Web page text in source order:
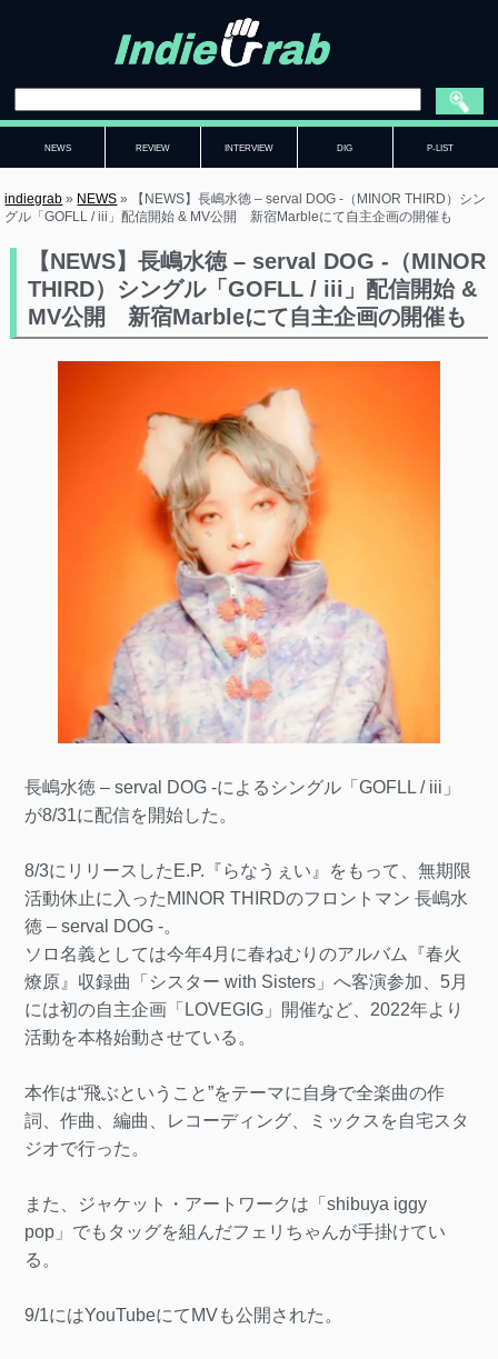
NEWS REVIEW INTERVIEW DIG P-LIST
indiegrab » NEWS »
【NEWS】長嶋水徳 – serval DOG -（MINOR THIRD）シン
グル「GOFLL / iii」配信開始 & MV公開 新宿Marbleにて自主企画の開催も
【NEWS】長嶋水徳 – serval DOG -（MINOR
THIRD）シングル「GOFLL / iii」配信開始 &
MV公開 新宿Marbleにて自主企画の開催も
長嶋水徳 – serval DOG -によるシングル「GOFLL / iii」
が8/31に配信を開始した。
8/3にリリースしたE.P.『らなうぇい』をもって、無期限
活動休止に入ったMINOR THIRDのフロントマン 長嶋水
徳 – serval DOG -。
ソロ名義としては今年4月に春ねむりのアルバム『春火
燎原』収録曲「シスター with Sisters」へ客演参加、5月
には初の自主企画「LOVEGIG」開催など、2022年より
活動を本格始動させている。
本作は“飛ぶということ”をテーマに自身で全楽曲の作
詞、作曲、編曲、レコーディング、ミックスを自宅スタ
ジオで行った。
また、ジャケット・アートワークは「shibuya iggy
pop」でもタッグを組んだフェリちゃんが手掛けてい
る。
9/1にはYouTubeにてMVも公開された。